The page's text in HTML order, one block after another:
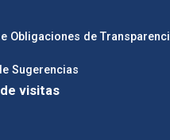
Obligaciones de
Sugerencias
visitas